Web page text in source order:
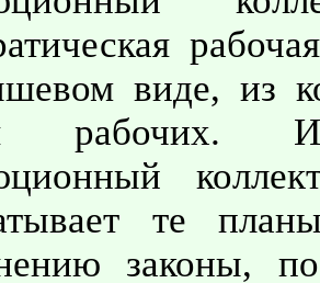
виде, из
рабочих. И
те
законы,